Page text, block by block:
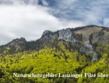
Naturschutzgebiet Lanzinger Filze